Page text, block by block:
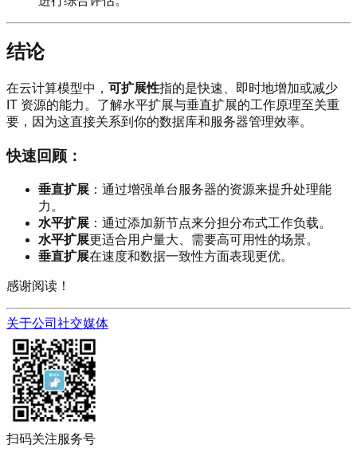
结论
在云计算模型中， 可扩展性指的是快速、即时地增加或减少
IT 资源的能力。了解水平扩展与垂直扩展的工作原理至关重
要，因为这直接关系到你的数据库和服务器管理效率。
快速回顾：
垂直扩展 ：通过增强单台服务器的资源来提升处理能
力。
水平扩展 ：通过添加新节点来分担分布式工作负载。
水平扩展更适合用户量大、需要高可用性的场景。
垂直扩展在速度和数据一致性方面表现更优。
感谢阅读！
关于公司 社交媒体
扫码关注服务号